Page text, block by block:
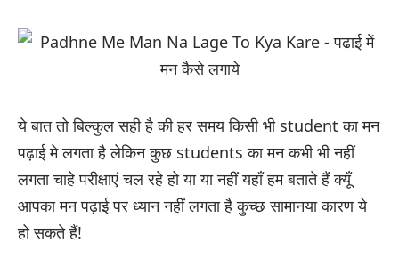
ये बात तो बिल्कुल सही है की हर समय किसी भी student का मन
पढ़ाई मे लगता है लेकिन कुछ students का मन कभी भी नहीं
लगता चाहे परीक्षाएं चल रहे हो या या नहीं यहाँ हम बताते हैं क्यूँ
आपका मन पढ़ाई पर ध्यान नहीं लगता है कुच्छ सामानया कारण ये
हो सकते हैं!